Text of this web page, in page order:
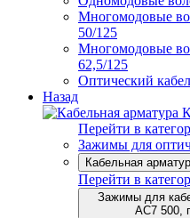
Многомодовые
50/125
Многомодовые
62,5/125
Оптический
Назад
Перейти в
Зажимы для
Кабельная
Перейти в
Зажимы для
AC7 500,